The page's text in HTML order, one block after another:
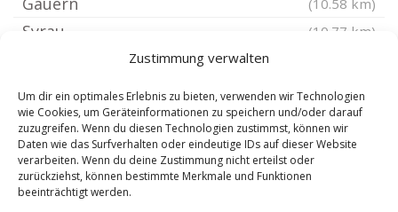
Zustimmung verwalten
Um dir ein optimales Erlebnis zu bieten, verwenden wir Technologien
wie Cookies, um Geräteinformationen zu speichern und/oder darauf
zuzugreifen. Wenn du diesen Technologien zustimmst, können wir
Daten wie das Surfverhalten oder eindeutige IDs auf dieser Website
verarbeiten. Wenn du deine Zustimmung nicht erteilst oder
zurückziehst, können bestimmte Merkmale und Funktionen
beeinträchtigt werden.
(10.58 km)
Syrau (10.77 km)
Hilbersdorf bei Gera
Mühltroff
Mohlsdorf (11.01 km)
Plauen Röttis (11.04 km)
Schleiz (11.16 km)
Netzschkau